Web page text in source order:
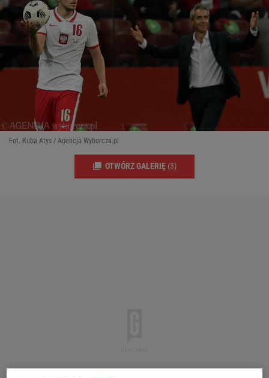
Fot. Kuba Atys / Agencja Wyborcza.pl
OTWÓRZ GALERIĘ (3)